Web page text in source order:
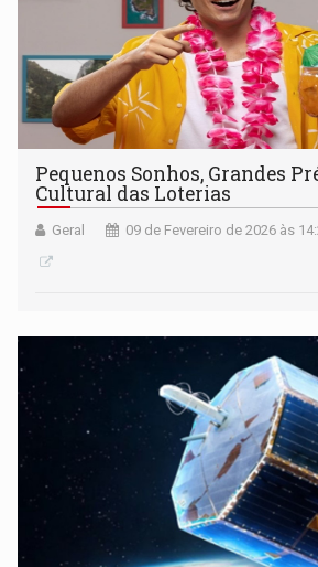
Pequenos Sonhos, Grandes
Cultural das Loterias
Geral 09 de Fevereiro de 2026 às